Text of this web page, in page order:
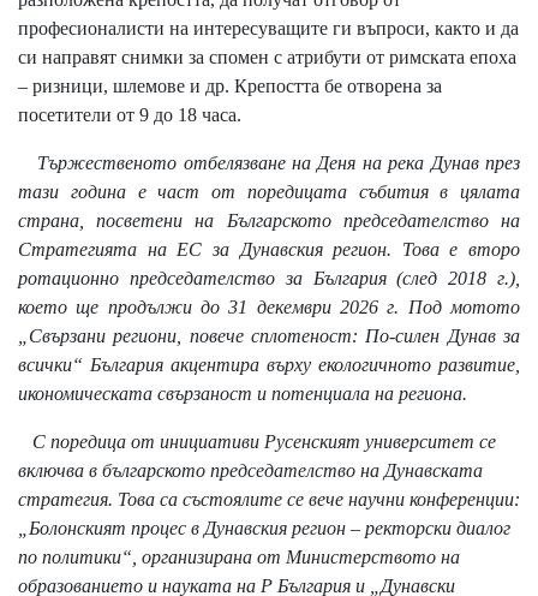
професионалисти на интересуващите ги въпроси, както и да
си направят снимки за спомен с атрибути от римската епоха
– ризници, шлемове и др. Крепостта бе отворена за
посетители от 9 до 18 часа.
Тържественото отбелязване на Деня на река Дунав през
тази година е част от поредицата събития в цялата
страна, посветени на Българското председателство на
Стратегията на ЕС за Дунавския регион. Това е второ
ротационно председателство за България (след 2018 г.),
което ще продължи до 31 декември 2026 г. Под мотото
„Свързани региони, повече сплотеност: По-силен Дунав за
всички“ България акцентира върху екологичното развитие,
икономическата свързаност и потенциала на региона.
С поредица от инициативи Русенският университет се
включва в българското председателство на Дунавската
стратегия. Това са състоялите се вече научни конференции:
„Болонският процес в Дунавския регион – ректорски диалог
по политики“, организирана от Министерството на
образованието и науката на Р България и „Дунавски